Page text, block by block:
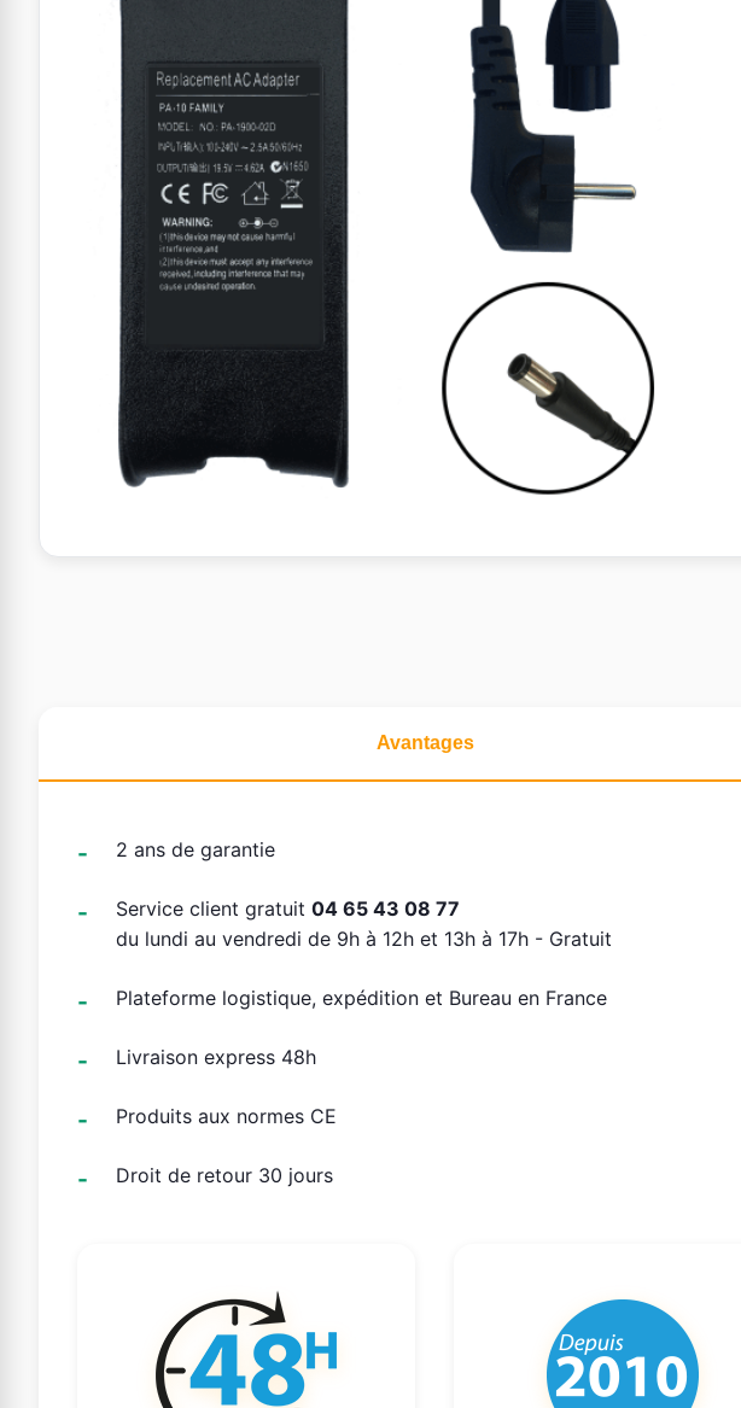
Avantages
2 ans de garantie
Service client gratuit 04 65 43 08 77
du lundi au vendredi de 9h à 12h et 13h à 17h - Gratuit
Plateforme logistique, expédition et Bureau en France
Livraison express 48h
Produits aux normes CE
Droit de retour 30 jours